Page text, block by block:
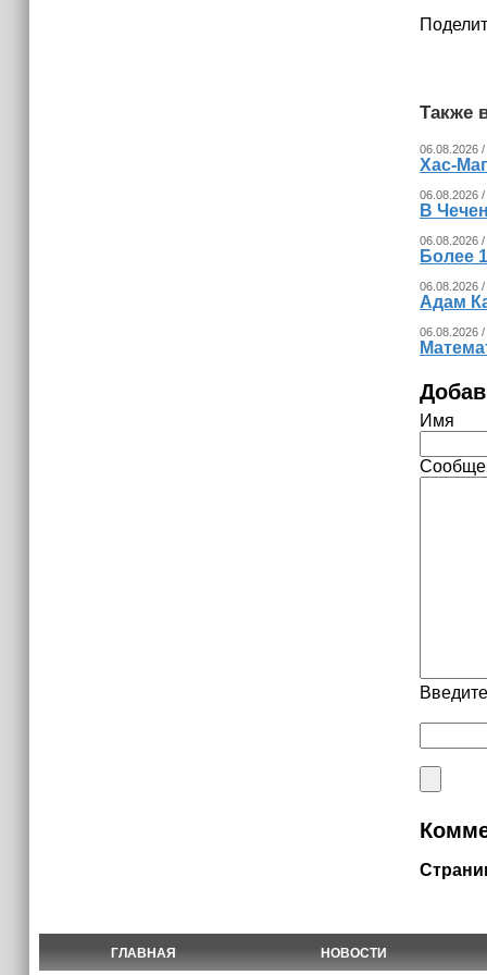
Также
06.08.2026
Хас-
06.08.2026
В
06.08.2026
Более
06.08.2026
Адам
06.08.2026
Имя
ГЛАВНАЯ НОВОСТИ